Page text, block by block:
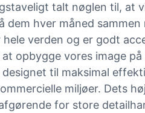
talt nøglen til, at
dem hver måned
verden og er godt
opbygge vores image
designet til maksimal
miljøer. Dets
for store